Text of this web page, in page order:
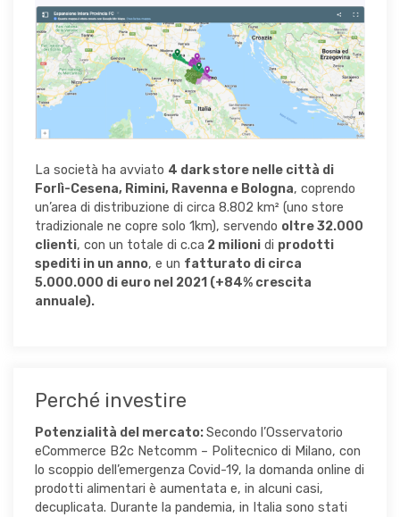
La società ha avviato 4 dark store nelle città di
Forlì-Cesena, Rimini, Ravenna e Bologna, coprendo
un’area di distribuzione di circa 8.802 km² (uno store
tradizionale ne copre solo 1km), servendo oltre32.000
clienti, con un totale di c.ca 2 milioni di prodotti
spediti in un anno, e un fatturato di circa
5.000.000 di euro nel 2021 (+84% crescita
annuale).
Perché investire
Potenzialità del mercato:Secondo l’Osservatorio
eCommerce B2c Netcomm – Politecnico di Milano, con
lo scoppio dell’emergenza Covid-19, la domanda online di
prodotti alimentari è aumentata e, in alcuni casi,
decuplicata. Durante la pandemia, in Italia sono stati